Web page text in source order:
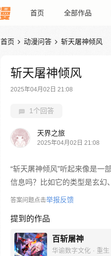
首页 全部作品
首页  动漫问答  斩天屠神倾风
斩天屠神倾风
2025年04月02日 21:08
1个回答
天界之旅
2025年04月02日 21:08
“斩天屠神倾风”听起来像是一
信息吗？比如它的类型是玄幻
答案问题点击举报反馈
提到的作品
百斩屠神
华谕数字文化 · 重生